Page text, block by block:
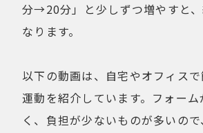
分→20分」と少しずつ増やすと、
なります。
以下の動画は、自宅やオフィス
運動を紹介しています。フォー
く、負担が少ないものが多いので